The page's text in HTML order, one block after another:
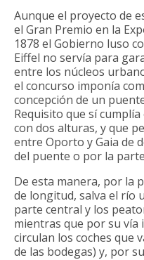
Aunque el proyecto de
el Gran Premio en la
1878 el Gobierno luso
Eiffel no servía para
entre los núcleos
el concurso imponía
concepción de un
Requisito que sí
con dos alturas, y que
entre Oporto y Gaia de
del puente o por la
De esta manera, por la
de longitud, salva el río
parte central y los
mientras que por su vía
circulan los coches que
de las bodegas) y, por